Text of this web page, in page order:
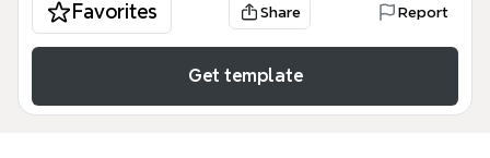
Favorites Share Report
Get template